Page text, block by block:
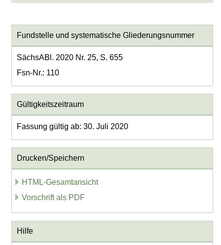
Fundstelle und systematische Gliederungsnummer
SächsABl. 2020 Nr. 25, S. 655
Fsn-Nr.: 110
Gültigkeitszeitraum
Fassung gültig ab: 30. Juli 2020
Drucken/Speichern
HTML-Gesamtansicht
Vorschrift als PDF
Hilfe